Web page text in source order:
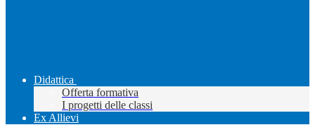
Didattica
Offerta formativa
I progetti delle classi
Ex Allievi